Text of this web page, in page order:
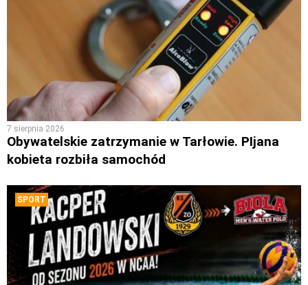
7 sierpnia 2026
Obywatelskie zatrzymanie w Tarłowie. PIjana
kobieta rozbiła samochód
SPORT